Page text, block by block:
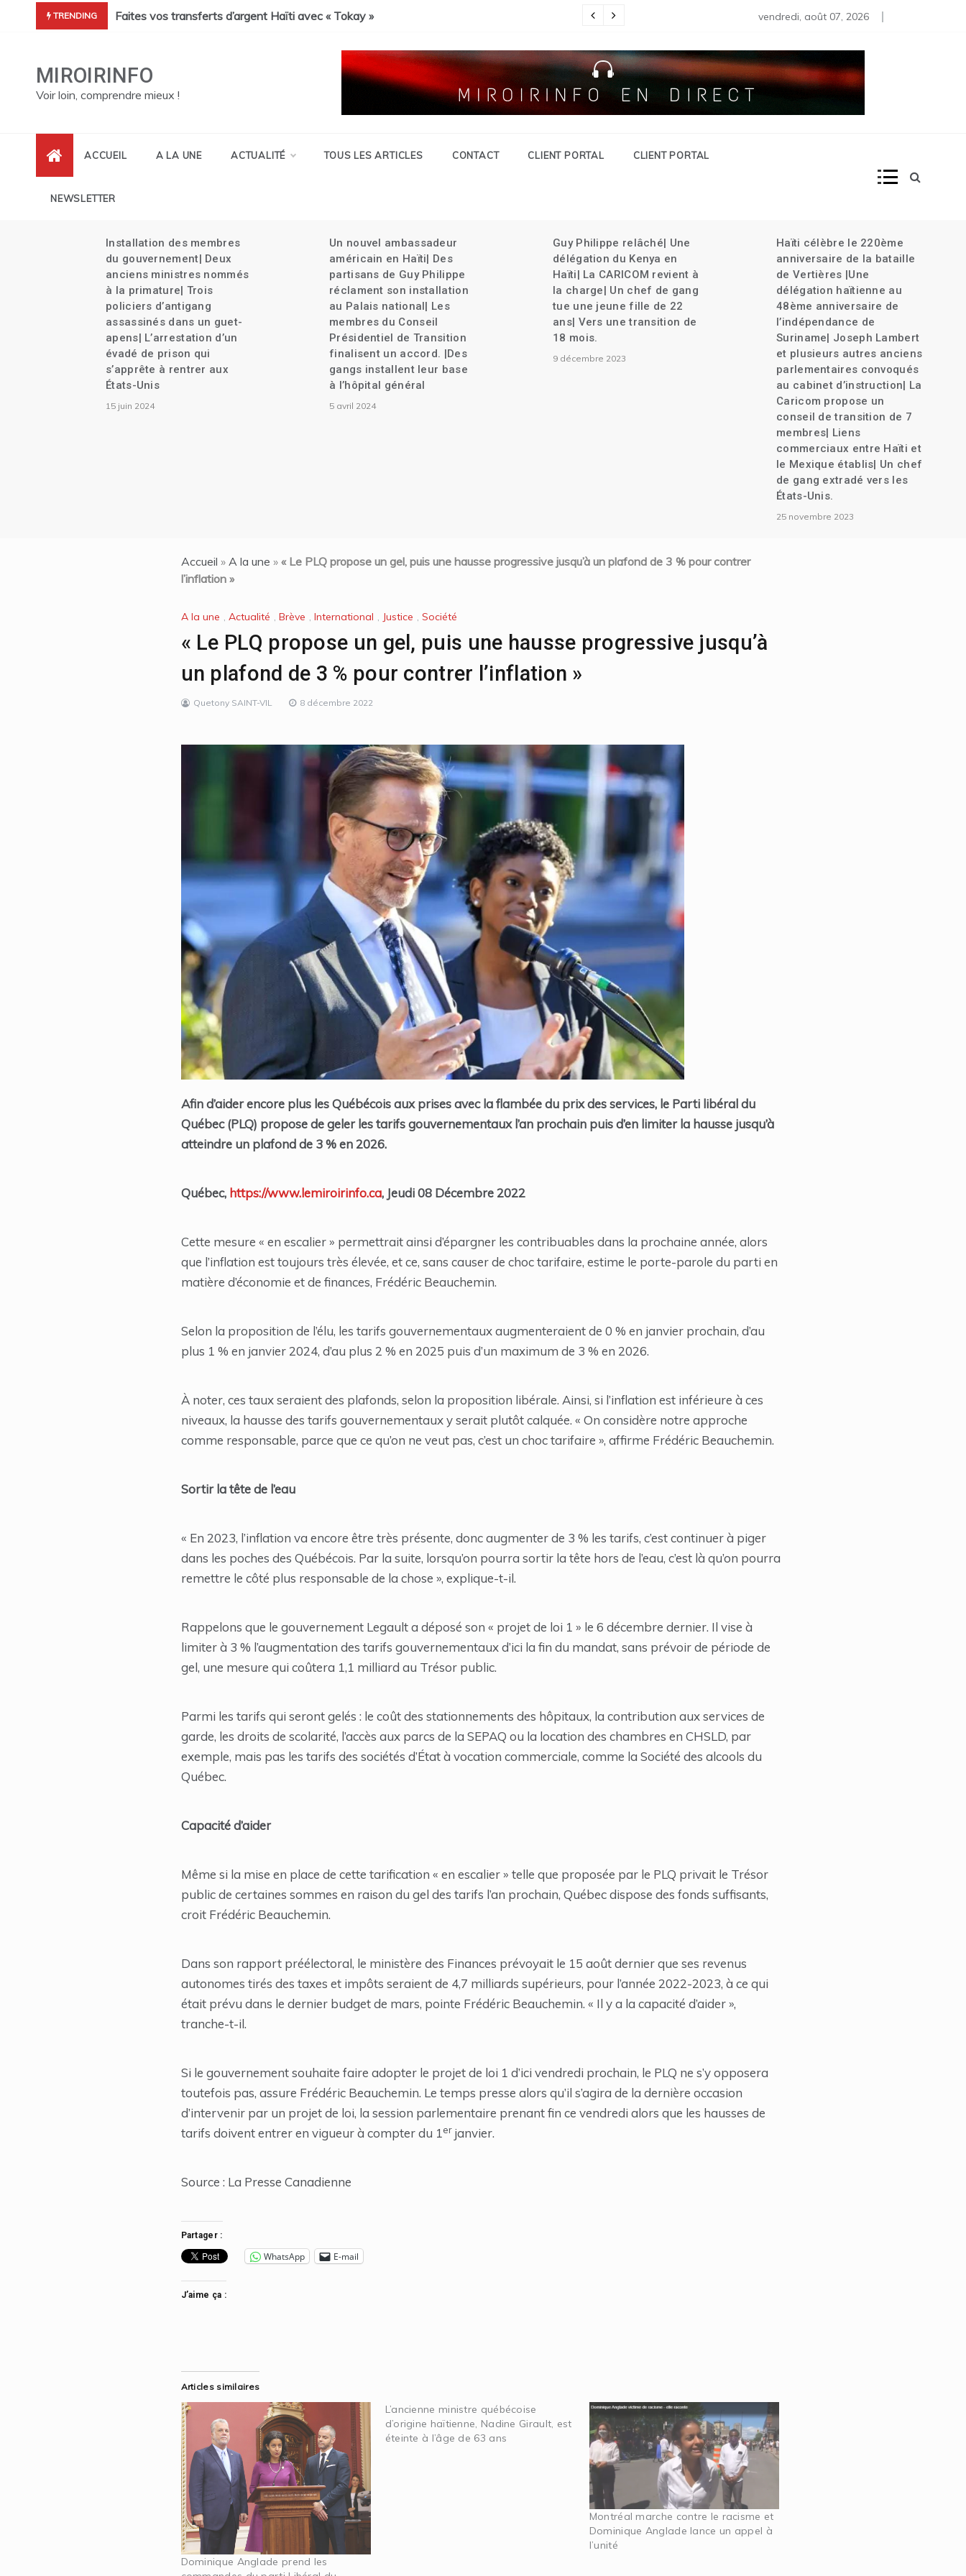
TRENDING
de Pont Sondé s’alourdit| La police s’attaque aux gangs de Savien et gran grif| Expulsion massives des haïtiens.
Faites vos transferts d’argent Haïti avec « Tokay » Pas moins de 80 diplomates rappelés | Haïti décrète l’État
vendredi, août 07, 2026
MIROIRINFO
Voir loin, comprendre mieux !
ACCUEIL A LA UNE ACTUALITÉ TOUS LES ARTICLES CONTACT CLIENT PORTAL CLIENT PORTAL
NEWSLETTER
Installation des membres
du gouvernement| Deux
anciens ministres nommés
à la primature| Trois
policiers d’antigang
assassinés dans un guet-
apens| L’arrestation d’un
évadé de prison qui
s’apprête à rentrer aux
États-Unis
15 juin 2024
Un nouvel ambassadeur
américain en Haïti| Des
partisans de Guy Philippe
réclament son installation
au Palais national| Les
membres du Conseil
Présidentiel de Transition
finalisent un accord. |Des
gangs installent leur base
à l’hôpital général
5 avril 2024
Guy Philippe relâché| Une
délégation du Kenya en
Haïti| La CARICOM revient à
la charge| Un chef de gang
tue une jeune fille de 22
ans| Vers une transition de
18 mois.
9 décembre 2023
Haïti célèbre le 220ème
anniversaire de la bataille
de Vertières |Une
délégation haïtienne au
48ème anniversaire de
l’indépendance de
Suriname| Joseph Lambert
et plusieurs autres anciens
parlementaires convoqués
au cabinet d’instruction| La
Caricom propose un
conseil de transition de 7
membres| Liens
commerciaux entre Haïti et
le Mexique établis| Un chef
de gang extradé vers les
États-Unis.
25 novembre 2023
Accueil » A la une » « Le PLQ propose un gel, puis une hausse progressive jusqu’à un plafond de 3 % pour contrer
l’inflation »
A la une , Actualité , Brève , International , Justice , Société
« Le PLQ propose un gel, puis une hausse progressive jusqu’à
un plafond de 3 % pour contrer l’inflation »
Quetony SAINT-VIL 8 décembre 2022
Afin d’aider encore plus les Québécois aux prises avec la flambée du prix des services, le Parti libéral du
Québec (PLQ) propose de geler les tarifs gouvernementaux l’an prochain puis d’en limiter la hausse jusqu’à
atteindre un plafond de 3 % en 2026.
Québec, https://www.lemiroirinfo.ca, Jeudi 08 Décembre 2022
Cette mesure « en escalier » permettrait ainsi d’épargner les contribuables dans la prochaine année, alors
que l’inflation est toujours très élevée, et ce, sans causer de choc tarifaire, estime le porte-parole du parti en
matière d’économie et de finances, Frédéric Beauchemin.
Selon la proposition de l’élu, les tarifs gouvernementaux augmenteraient de 0 % en janvier prochain, d’au
plus 1 % en janvier 2024, d’au plus 2 % en 2025 puis d’un maximum de 3 % en 2026.
À noter, ces taux seraient des plafonds, selon la proposition libérale. Ainsi, si l’inflation est inférieure à ces
niveaux, la hausse des tarifs gouvernementaux y serait plutôt calquée. « On considère notre approche
comme responsable, parce que ce qu’on ne veut pas, c’est un choc tarifaire », affirme Frédéric Beauchemin.
Sortir la tête de l’eau
« En 2023, l’inflation va encore être très présente, donc augmenter de 3 % les tarifs, c’est continuer à piger
dans les poches des Québécois. Par la suite, lorsqu’on pourra sortir la tête hors de l’eau, c’est là qu’on pourra
remettre le côté plus responsable de la chose », explique-t-il.
Rappelons que le gouvernement Legault a déposé son « projet de loi 1 » le 6 décembre dernier. Il vise à
limiter à 3 % l’augmentation des tarifs gouvernementaux d’ici la fin du mandat, sans prévoir de période de
gel, une mesure qui coûtera 1,1 milliard au Trésor public.
Parmi les tarifs qui seront gelés : le coût des stationnements des hôpitaux, la contribution aux services de
garde, les droits de scolarité, l’accès aux parcs de la SEPAQ ou la location des chambres en CHSLD, par
exemple, mais pas les tarifs des sociétés d’État à vocation commerciale, comme la Société des alcools du
Québec.
Capacité d’aider
Même si la mise en place de cette tarification « en escalier » telle que proposée par le PLQ privait le Trésor
public de certaines sommes en raison du gel des tarifs l’an prochain, Québec dispose des fonds suffisants,
croit Frédéric Beauchemin.
Dans son rapport préélectoral, le ministère des Finances prévoyait le 15 août dernier que ses revenus
autonomes tirés des taxes et impôts seraient de 4,7 milliards supérieurs, pour l’année 2022-2023, à ce qui
était prévu dans le dernier budget de mars, pointe Frédéric Beauchemin. « Il y a la capacité d’aider »,
tranche-t-il.
Si le gouvernement souhaite faire adopter le projet de loi 1 d’ici vendredi prochain, le PLQ ne s’y opposera
toutefois pas, assure Frédéric Beauchemin. Le temps presse alors qu’il s’agira de la dernière occasion
d’intervenir par un projet de loi, la session parlementaire prenant fin ce vendredi alors que les hausses de
tarifs doivent entrer en vigueur à compter du 1er janvier.
Source : La Presse Canadienne
Partager :
WhatsApp E-mail
J’aime ça :
Articles similaires
Dominique Anglade prend les
L’ancienne ministre québécoise
d’origine haïtienne, Nadine Girault, est
éteinte à l’âge de 63 ans
Montréal marche contre le racisme et
Dominique Anglade lance un appel à
l’unité